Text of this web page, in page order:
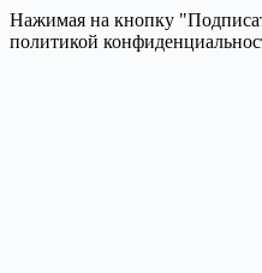
Нажимая на кнопку
политикой